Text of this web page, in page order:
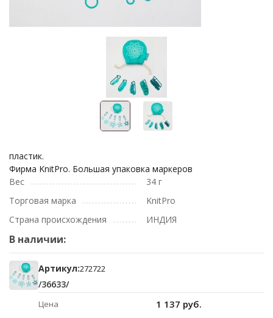
пластик.
Фирма KnitPro. Большая упаковка маркеров
Вес
34 г
Торговая марка
KnitPro
Страна происхождения
ИНДИЯ
В наличии:
Артикул:272722
/36633/
Цена 1 137 руб.